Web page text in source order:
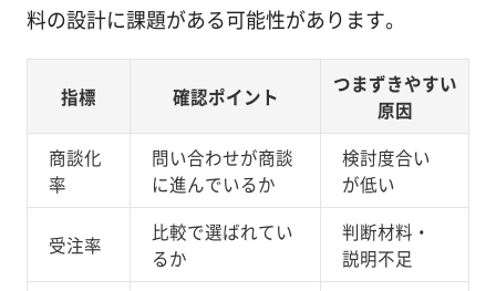
料の設計に課題がある可能性があります。
指標 確認ポイント
つまずきやすい
原因
商談化
率
問い合わせが商談
に進んでいるか
検討度合い
が低い
受注率
比較で選ばれてい
るか
判断材料・
説明不足